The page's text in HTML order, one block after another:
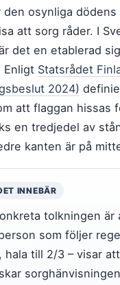
den osynliga dödens
att sorg råder. I
det en etablerad
Enligt Statsrådet
2024)
att flaggan hissas
en tredjedel av
kanten är på
INNEBÄR
tolkningen är
som följer
hala till 2/3 – visar